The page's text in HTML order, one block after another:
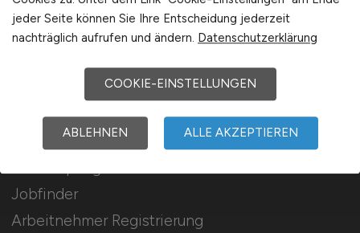
Für Arbeitnehmer
Jobfinder
Arbeitnehmer Registrierung
Arbeitgeber Kontakt
Karrierenetzwerk
jeder Seite können Sie Ihre Entscheidung jederzeit
nachträglich aufrufen und ändern. Datenschutzerklärung
COOKIE-EINSTELLUNGEN
ABLEHNEN ALLE AKZEPTIEREN